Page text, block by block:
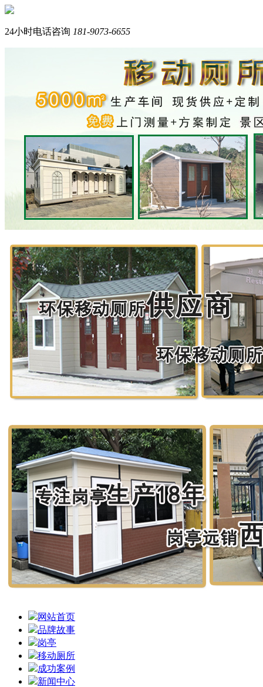
24小时电话咨询 181-9073-6655
网站首页
品牌故事
岗亭
移动厕所
成功案例
新闻中心
我是在线产品顾问，请问您需要什么产品？